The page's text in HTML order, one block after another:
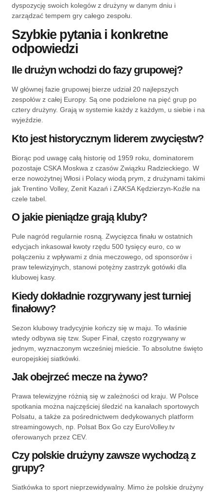
dyspozycję swoich kolegów z drużyny w danym dniu i
zarządzać tempem gry całego zespołu.
Szybkie pytania i konkretne
odpowiedzi
Ile drużyn wchodzi do fazy grupowej?
W głównej fazie grupowej bierze udział 20 najlepszych
zespołów z całej Europy. Są one podzielone na pięć grup po
cztery drużyny. Grają w systemie każdy z każdym, u siebie i na
wyjeździe.
Kto jest historycznym liderem zwycięstw?
Biorąc pod uwagę całą historię od 1959 roku, dominatorem
pozostaje CSKA Moskwa z czasów Związku Radzieckiego. W
erze nowożytnej Włosi i Polacy wiodą prym, z drużynami takimi
jak Trentino Volley, Zenit Kazań i ZAKSA Kędzierzyn-Koźle na
czele tabel.
O jakie pieniądze grają kluby?
Pule nagród regularnie rosną. Zwycięzca finału w ostatnich
edycjach inkasował kwoty rzędu 500 tysięcy euro, co w
połączeniu z wpływami z dnia meczowego, od sponsorów i
praw telewizyjnych, stanowi potężny zastrzyk gotówki dla
klubowej kasy.
Kiedy dokładnie rozgrywany jest turniej
finałowy?
Sezon klubowy tradycyjnie kończy się w maju. To właśnie
wtedy odbywa się tzw. Super Finał, często rozgrywany w
jednym, wyznaczonym wcześniej mieście. To absolutne święto
europejskiej siatkówki.
Jak obejrzeć mecze na żywo?
Prawa telewizyjne różnią się w zależności od kraju. W Polsce
spotkania można najczęściej śledzić na kanałach sportowych
Polsatu, a także za pośrednictwem dedykowanych platform
streamingowych, np. Polsat Box Go czy EuroVolley.tv
oferowanych przez CEV.
Czy polskie drużyny zawsze wychodzą z
grupy?
Siatkówka to sport nieprzewidywalny. Mimo że polskie drużyny